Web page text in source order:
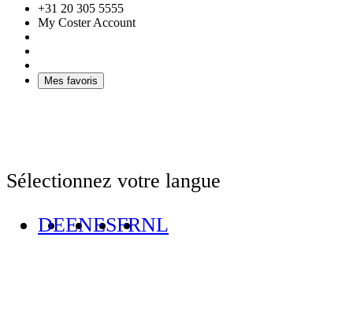
+31 20 305 5555
My Coster Account
Mes favoris
Sélectionnez votre langue
DEENESFRNL